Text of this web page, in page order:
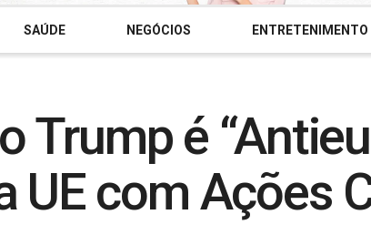
SAÚDE NEGÓCIOS ENTRETENIMENTO
Trump é
UE com Ações